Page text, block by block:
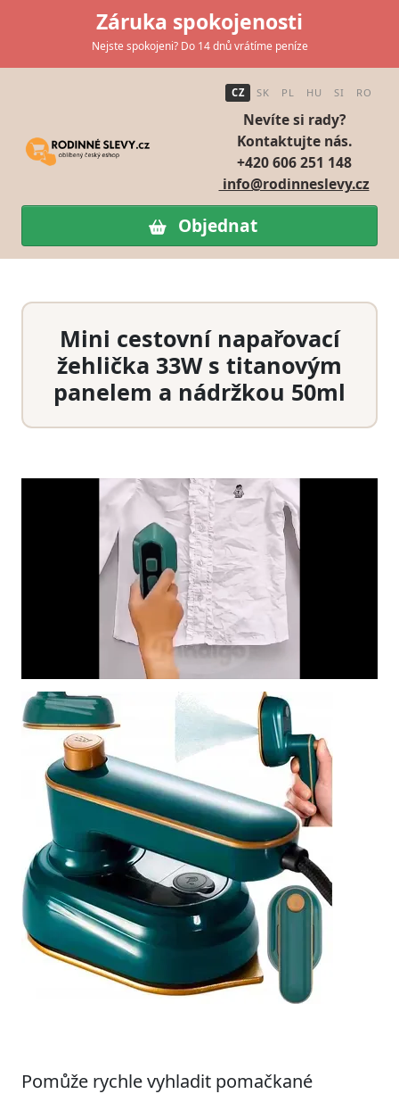
Záruka spokojenosti
Nejste spokojeni? Do 14 dnů vrátíme peníze
CZ SK PL HU SI RO
Nevíte si rady?
Kontaktujte nás.
+420 606 251 148
info@rodinneslevy.cz
Objednat
Mini cestovní napařovací
žehlička 33W s titanovým
panelem a nádržkou 50ml
Pomůže rychle vyhladit pomačkané